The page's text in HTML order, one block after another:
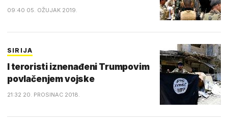
09:40 05. OŽUJAK 2019.
SIRIJA
I teroristi iznenađeni Trumpovim
povlačenjem vojske
21:32 20. PROSINAC 2018.